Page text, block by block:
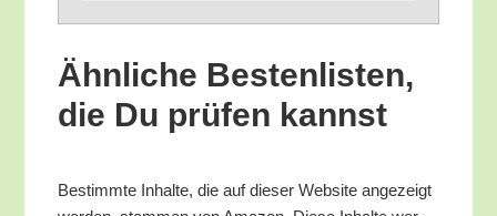
Ähn­li­che Bes­ten­lis­ten,
die Du prü­fen kannst
Bestimm­te Inhal­te, die auf die­ser Web­site ange­zeigt